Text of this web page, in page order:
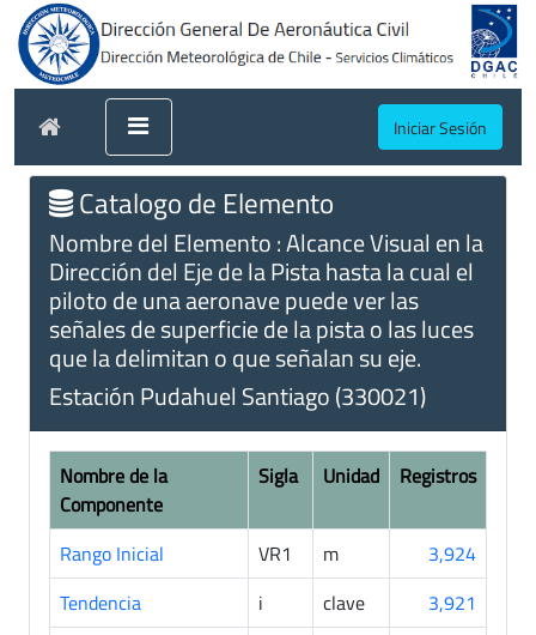
Iniciar Sesión
Catalogo de Elemento
Nombre del Elemento : Alcance Visual en la
Dirección del Eje de la Pista hasta la cual el
piloto de una aeronave puede ver las
señales de superficie de la pista o las luces
que la delimitan o que señalan su eje.
Estación Pudahuel Santiago (330021)
Nombre de la
Componente
Sigla Unidad Registros
Rango Inicial VR1 m
3,924
Tendencia
i clave
3,921